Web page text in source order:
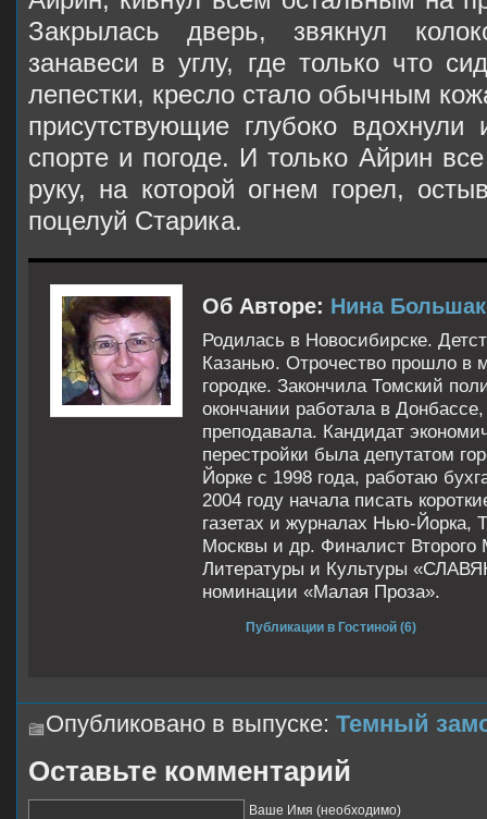
Закрылась дверь, звякнул
занавеси в углу, где только что
лепестки, кресло стало обычным
присутствующие глубоко
спорте и погоде. И только Айрин
руку, на которой огнем горел,
поцелуй Старика.
Об Авторе: Нина
Родилась в Новосибирске.
Казанью. Отрочество прошло в
городке. Закончила Томский
окончании работала в
преподавала. Кандидат
перестройки была депутатом
Йорке с 1998 года, работаю
2004 году начала писать
газетах и журналах Нью-Йорка,
Москвы и др. Финалист Второго
Литературы и Культуры
номинации «Малая Проза».
Публикации в Гостиной (6)
Опубликовано в выпуске: Темный
Оставьте комментарий
Ваше Имя (необходимо)